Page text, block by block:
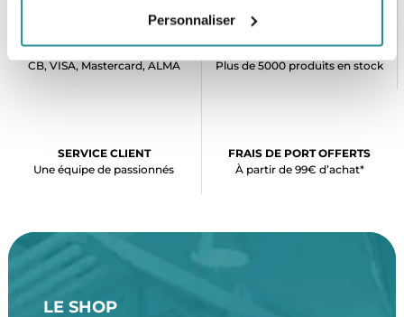
Personnaliser
PAIEMENT SÉCURISÉ
CB, VISA, Mastercard, ALMA
STOCK EN TEMPS RÉEL
Plus de 5000 produits en stock
SERVICE CLIENT
Une équipe de passionnés
FRAIS DE PORT OFFERTS
À partir de 99€ d’achat*
LE SHOP